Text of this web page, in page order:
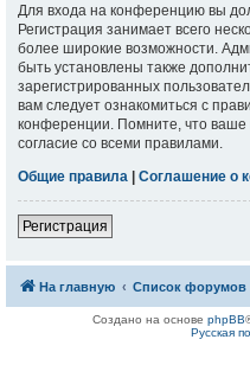
Для входа на конференцию вы
Регистрация занимает всего
более широкие возможности.
быть установлены также
зарегистрированных
вам следует ознакомиться с
конференции. Помните, что ваше
согласие со всеми правилами.
Общие правила | Соглашение о
Регистрация
На главную Список форумов
Создано на основе phpBB
Русская